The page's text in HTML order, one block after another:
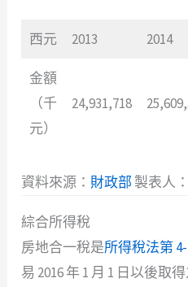
西元 2013 2014
金額
（千
元）
24,931,718
資料來源： 財政部 製表人
綜合所得稅
房地合一稅是所得稅法第
易 2016 年 1 月 1 日以後取